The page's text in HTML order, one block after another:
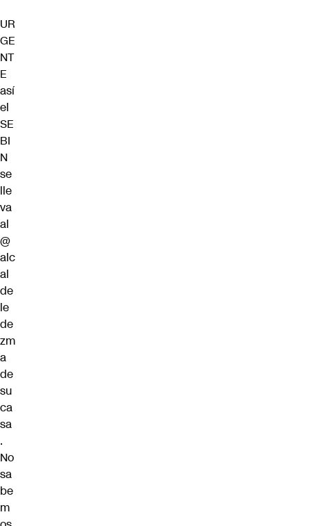
UR
GE
NT
E
así
el
SE
BI
N
se
lle
va
al
@
alc
al
de
le
de
zm
a
de
su
ca
sa
.
No
sa
be
m